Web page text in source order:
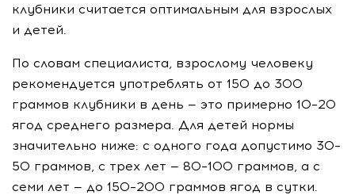
клубники считается оптимальным для взрослых
и детей.
По словам специалиста, взрослому человеку
рекомендуется употреблять от 150 до 300
граммов клубники в день — это примерно 10–20
ягод среднего размера. Для детей нормы
значительно ниже: с одного года допустимо 30–
50 граммов, с трех лет — 80–100 граммов, а с
семи лет — до 150–200 граммов ягод в сутки.